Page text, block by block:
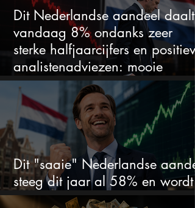
Dit Nederlandse aandeel daalt
vandaag 8% ondanks zeer
sterke halfjaarcijfers en positieve
analistenadviezen: mooie
koopkans?
Dit "saaie" Nederlandse
steeg dit jaar al 58% en wordt
volgens analisten onderschat